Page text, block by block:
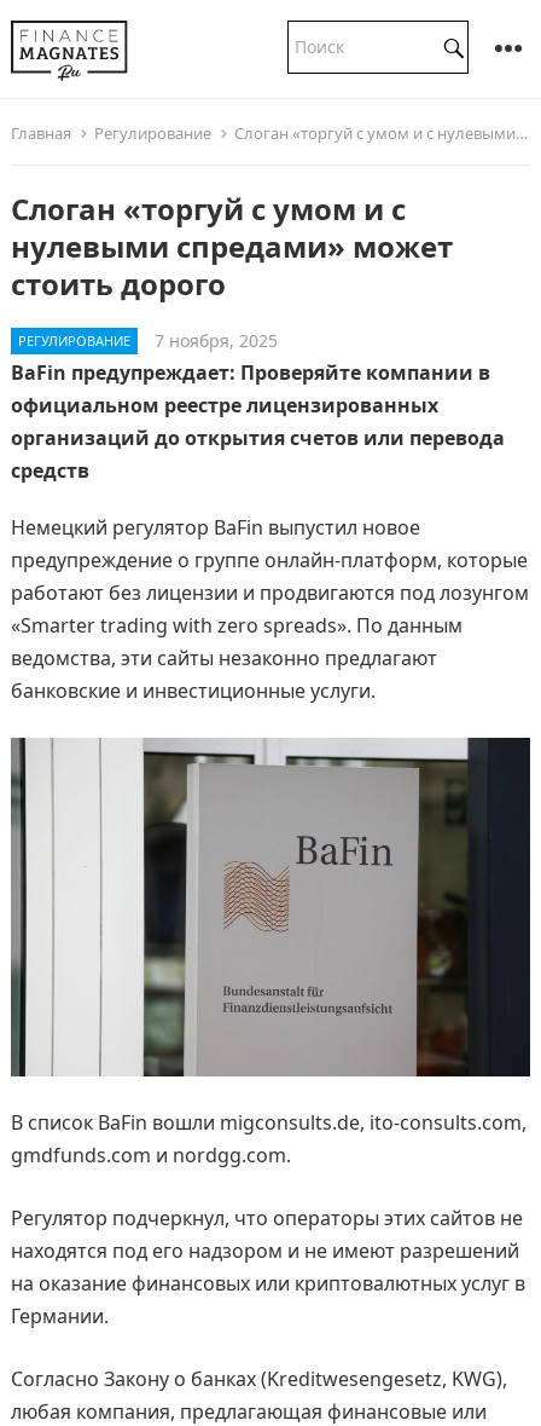
Главная Регулирование Слоган «торгуй с умом и с нулевыми спредами» может стоить дорого
Слоган «торгуй с умом и с
нулевыми спредами» может
стоить дорого
РЕГУЛИРОВАНИЕ 7 ноября, 2025
BaFin предупреждает: Проверяйте компании в
официальном реестре лицензированных
организаций до открытия счетов или перевода
средств
Немецкий регулятор BaFin выпустил новое
предупреждение о группе онлайн-платформ, которые
работают без лицензии и продвигаются под лозунгом
«Smarter trading with zero spreads». По данным
ведомства, эти сайты незаконно предлагают
банковские и инвестиционные услуги.
В список BaFin вошли migconsults.de, ito-consults.com,
gmdfunds.com и nordgg.com.
Регулятор подчеркнул, что операторы этих сайтов не
находятся под его надзором и не имеют разрешений
на оказание финансовых или криптовалютных услуг в
Германии.
Согласно Закону о банках (Kreditwesengesetz, KWG),
любая компания, предлагающая финансовые или